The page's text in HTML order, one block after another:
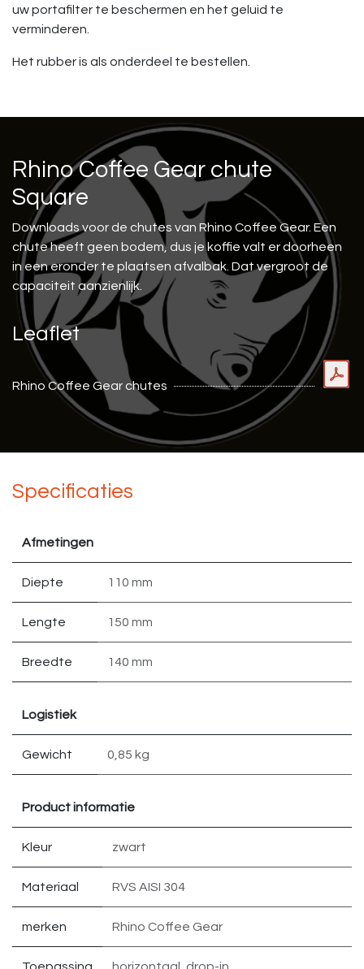
uw ​​portafilter te beschermen en het geluid te
verminderen.
Het rubber is als onderdeel te bestellen.
Rhino Coffee Gear chute
Square
Downloads voor de chutes van Rhino Coffee Gear. Een
chute heeft geen bodem, dus je koffie valt er doorheen
in een eronder te plaatsen afvalbak. Dat vergroot de
capaciteit aanzienlijk.
Leaflet
Rhino Coffee Gear chutes
Specificaties
Afmetingen
Diepte 110 mm
Lengte 150 mm
Breedte 140 mm
Logistiek
Gewicht 0,85 kg
Product informatie
Kleur zwart
Materiaal RVS AISI 304
merken Rhino Coffee Gear